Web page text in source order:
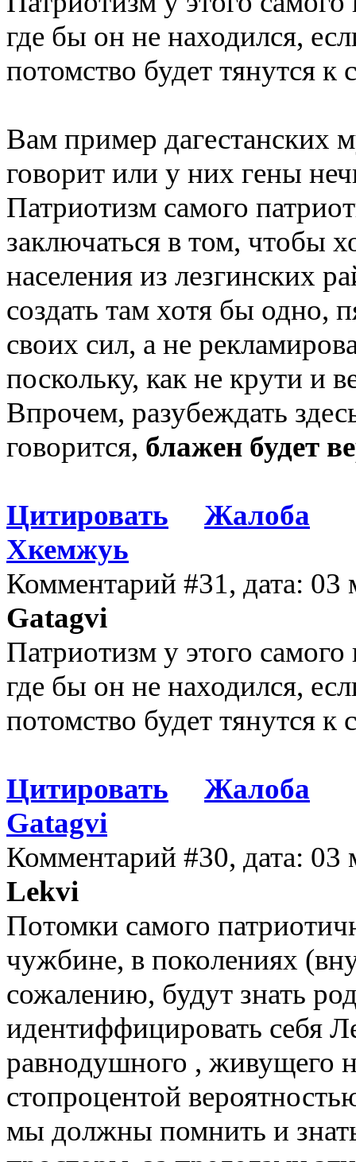
где бы он не находился,
потомство будет тянутся к
Вам пример дагестанских
говорит или у них гены
Патриотизм самого
заключаться в том, чтобы
населения из лезгинских
создать там хотя бы одно,
своих сил, а не
поскольку, как не крути и
Впрочем, разубеждать
говорится, блажен будет
Цитировать
Жалоба
Хкемжуь
Комментарий #31, дата: 03
Gatagvi
Патриотизм у этого самого
где бы он не находился,
потомство будет тянутся к
Цитировать
Жалоба
Gatagvi
Комментарий #30, дата: 03
Lekvi
Потомки самого
чужбине, в поколениях
сожалению, будут знать
идентиффицировать себя
равнодушного , живущего
стопроцентой
мы должны помнить и